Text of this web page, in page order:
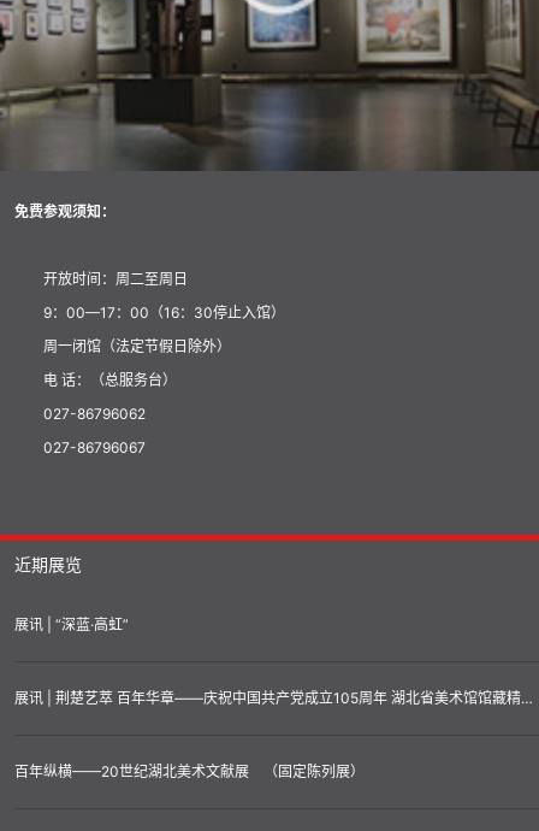
免费参观须知：
开放时间：周二至周日
9：00—17：00（16：30停止入馆）
周一闭馆（法定节假日除外）
电 话：（总服务台）
027-86796062
027-86796067
近期展览
展讯 | “深蓝·高虹”
展讯 | 荆楚艺萃 百年华章——庆祝中国共产党成立105周年 湖北省美术馆馆藏精品汇展
百年纵横——20世纪湖北美术文献展 （固定陈列展）